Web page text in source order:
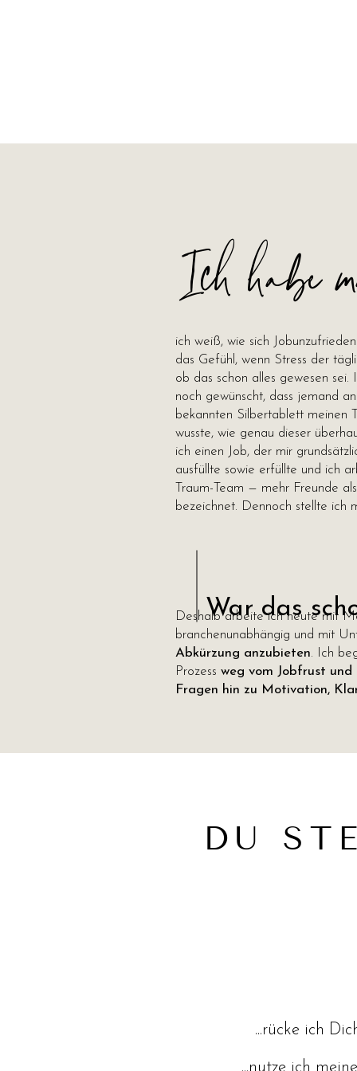
ich weiß, wie sich
das Gefühl, wenn Stress der
ob das schon alles gewesen
noch gewünscht, dass jemand
bekannten Silbertablett meinen
wusste, wie genau dieser
ich einen Job, der mir
ausfüllte sowie erfüllte und ich
Traum-Team — mehr Freunde
bezeichnet. Dennoch stellte ich
Deshalb arbeite ich heute mit
branchenunabhängig und mit
Abkürzung anzubieten. Ich
Prozess weg vom Jobfrust und
Fragen hin zu Motivation,
Ich habe
War das
DU
...rücke ich
...nutze ich